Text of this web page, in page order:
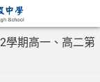
學期高一、高二第